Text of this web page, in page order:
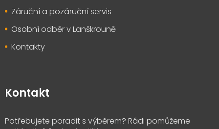
Záruční a pozáruční servis
Osobní odběr v Lanškrouně
Kontakty
Kontakt